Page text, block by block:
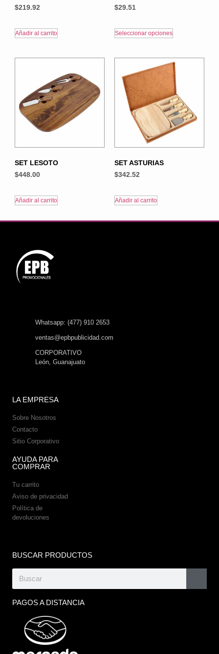
$219.92
Añadir al carrito
$29.51
Seleccionar opciones
SET LESOTO
$448.00
Añadir al carrito
SET ASTURIAS
$342.52
Añadir al carrito
Whatsapp: (477) 910 2653
ventas@epbpublicidad.com
CORPORATIVO
León, Guanajuato
LA EMPRESA
Sobre Nosotros
Contacto
Sitio Corporativo
AYUDA PARA
COMPRAR
Tu carrito
Aviso de privacidad
Política de
devoluciones
BUSCAR PRODUCTOS
PAGOS A DISTANCIA